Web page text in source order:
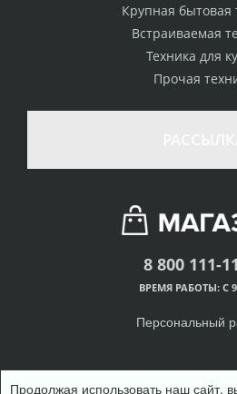
Крупная бытовая
Встраиваемая
Техника для
Прочая
8 800 111-
ВРЕМЯ РАБОТЫ: С
Персональный
Продолжая использовать наш сайт,